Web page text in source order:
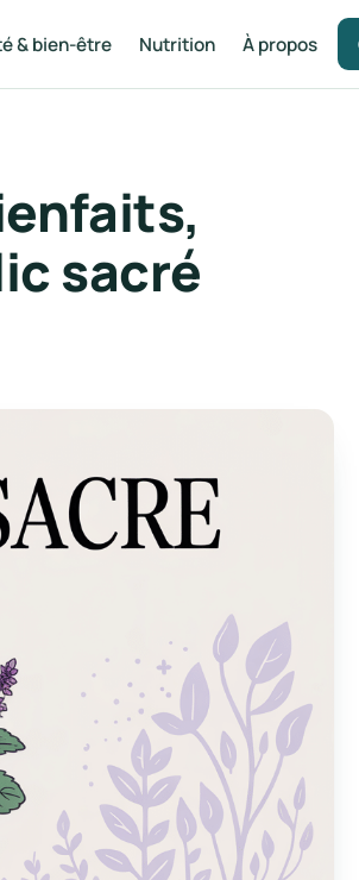
& bien-être Nutrition À propos
sacré